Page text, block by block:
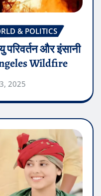
& POLITICS
और इंसानी
Wildfire
2025